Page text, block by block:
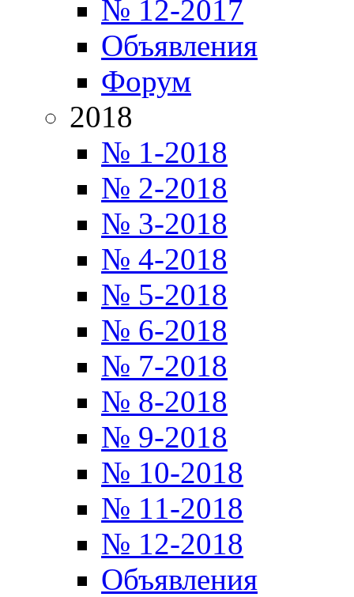
№ 12-2017
Объявления
Форум
2018
№ 1-2018
№ 2-2018
№ 3-2018
№ 4-2018
№ 5-2018
№ 6-2018
№ 7-2018
№ 8-2018
№ 9-2018
№ 10-2018
№ 11-2018
№ 12-2018
Объявления